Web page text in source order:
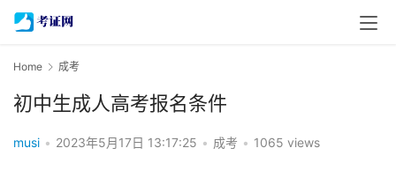
Home 成考
初中生成人高考报名条件
musi • 2023年5月17日 13:17:25 • 成考 • 1065 views